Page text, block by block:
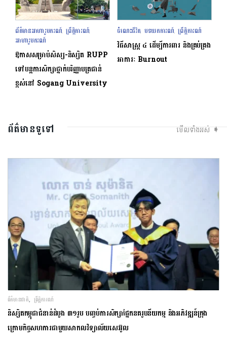
ព័ត៌មានអាហារូបករណ៍, ព្រឹត្តិការណ៍,
អាហារូបករណ៍
ឱកាសសម្រាប់សិស្ស-និស្សិត RUPP
ទៅបន្តការសិក្សាថ្នាក់បរិញ្ញាបត្រជាន់
ខ្ពស់នៅ Sogang University
ចំណេះជីវិត, បទយកការណ៍,ព្រឹត្តិការណ៍
វិធីសាស្រ្ត ៤ ​ដើម្បី​ការពារ និងគ្រប់គ្រង​
អាការៈ Burnout
ព័ត៌មានទូទៅ មើលទាំងអស់ ➧
ព័ត៌មានជាតិ,ព្រឹត្តិការណ៍
និស្សិត​កម្ពុជា​ជំនាន់​ដំបូង​ ​៣១​រូប​ ​បញ្ចប់​ការ​សិក្សា​ផ្នែក​នគរូបនីយកម្ម ​និង​អភិវឌ្ឍន៍​ក្រុង​
ក្រោម​កិច្ចសហការ​ជាមួយ​សាកលវិទ្យាល័យ​សេអ៊ូល​